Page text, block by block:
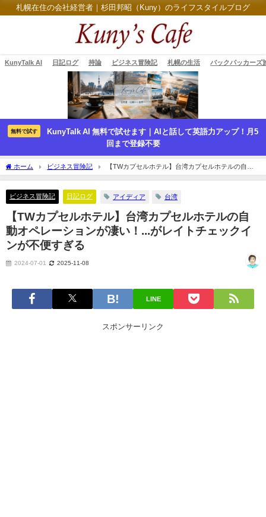
札幌在住の会社経営者｜杉田邦昭（Kuny）のライフスタイルブログ
KunyTalk AI 日記ログ 持論 ビジネス冒険記 札幌の生活 バックパッカーズ
無料で試す
KunyTalk AI 無料で試せます｜AIと話して英語力アップ！月5
回まで登録不要
ホーム ビジネス冒険記
【TWカプセルホテル】台湾カプセルホテルの自動
オペレーションが凄い！...がレイトチェックインが不便すぎる
ビジネス冒険記 日記ログ アイディア 台湾
【TWカプセルホテル】台湾カプセルホテルの自
動オペレーションが凄い！...がレイトチェックイ
ンが不便すぎる
2024-07-01 2025-11-08
LINE
スポンサーリンク